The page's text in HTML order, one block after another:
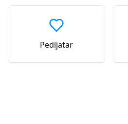
Pedijatar